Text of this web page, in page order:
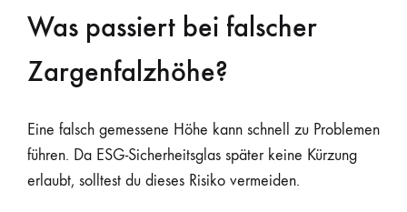
Was passiert bei falscher
Zargenfalzhöhe?
Eine falsch gemessene Höhe kann schnell zu Problemen
führen. Da ESG-Sicherheitsglas später keine Kürzung
erlaubt, solltest du dieses Risiko vermeiden.